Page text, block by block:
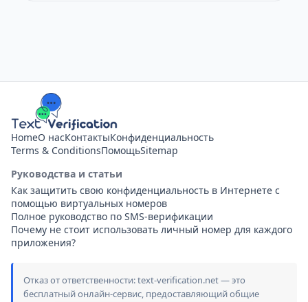
HomeО насКонтактыКонфиденциальность
Terms & ConditionsПомощьSitemap
Руководства и статьи
Как защитить свою конфиденциальность в Интернете с
помощью виртуальных номеров
Полное руководство по SMS-верификации
Почему не стоит использовать личный номер для каждого
приложения?
Отказ от ответственности: text-verification.net — это
бесплатный онлайн-сервис, предоставляющий общие